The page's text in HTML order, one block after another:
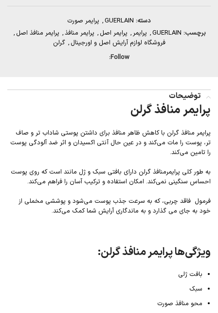
دسته: GUERLAIN
, پرایمر صورت
برچسب: GUERLAIN
, پرایمر, پرایمر اصل , پرایمر منافذ, پرایمر منافذ اصل ,
فروشگاه لوازم آرایش اصل و اورجینال , گرلن
Follow:
توضیحات
پرایمر منافذ گرلن
پرایمر منافذ گرلن با کاهش ظاهر منافذ برای داشتن پوستی شاداب تر و صاف
تر، پوست را مات می‌کند و در عین حال آنتی اکسیدان و اثر ضد آلودگی پوست
را تامین می‌کند.
به طور کلی پرایمرمنافذ گرلن دارای بافتی سبک و ژل مانند است که روی پوست
احساس سنگینی نمی‌کند. امکان استفاده و ترکیب آسان را فراهم می‌کند.
فرمول فاقد چربی، که به سرعت جذب پوست می‌شود و پوششی مخملی از
خود به جای می گذارد و به ماندگاری آرایش شما کمک می‌کند.
ویژگی‌ها پرایمر منافذ گرلن:
بافت ژلی
سبک
محو‌‌ منافذ صورت